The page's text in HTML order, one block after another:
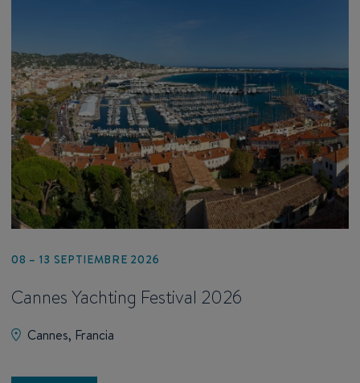
08 – 13 SEPTIEMBRE 2026
Cannes Yachting Festival 2026
Cannes, Francia